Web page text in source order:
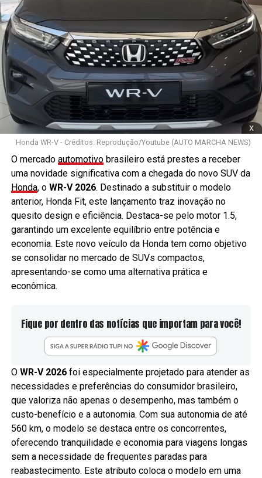
x
Honda WR-V - Créditos: Reprodução/Youtube (AUTO MARCHA NEWS)
O mercado automotivobrasileiro está prestes a receber
uma novidade significativa com a chegada do novo SUV da
Honda, o WR-V 2026. Destinado a substituir o modelo
anterior, Honda Fit, este lançamento traz inovação no
quesito design e eficiência. Destaca-se pelo motor 1.5,
garantindo um excelente equilíbrio entre potência e
economia. Este novo veículo da Honda tem como objetivo
se consolidar no mercado de SUVs compactos,
apresentando-se como uma alternativa prática e
econômica.
Fique por dentro das notícias que importam para você!
O WR-V 2026foi especialmente projetado para atender as
necessidades e preferências do consumidor brasileiro,
que valoriza não apenas o desempenho, mas também o
custo-benefício e a autonomia. Com sua autonomia de até
560 km, o modelo se destaca entre os concorrentes,
oferecendo tranquilidade e economia para viagens longas
sem a necessidade de frequentes paradas para
reabastecimento. Este atributo coloca o modelo em uma